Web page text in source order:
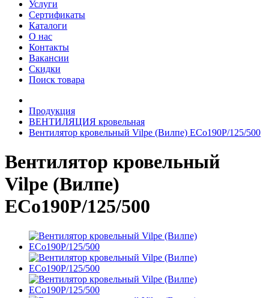
Услуги
Сертификаты
Каталоги
О нас
Контакты
Вакансии
Скидки
Поиск товара
Продукция
ВЕНТИЛЯЦИЯ кровельная
Вентилятор кровельный Vilpe (Вилпе) ECo190P/125/500
Вентилятор кровельный
Vilpe (Вилпе)
ECo190P/125/500